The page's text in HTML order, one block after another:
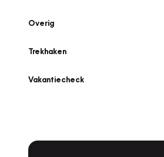
Overig
Trekhaken
Vakantiecheck